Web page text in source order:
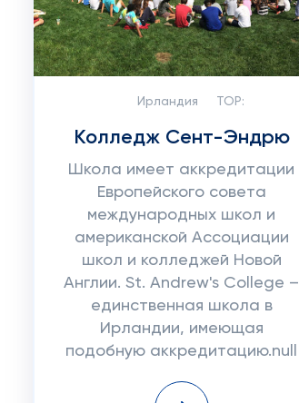
Ирландия TOP:
Колледж Сент-Эндрю
Школа имеет аккредитации
Европейского совета
международных школ и
американской Ассоциации
школ и колледжей Новой
Англии. St. Andrew's College –
единственная школа в
Ирландии, имеющая
подобную аккредитацию.null